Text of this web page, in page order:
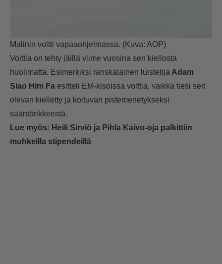
Malinin voltti vapaaohjelmassa. (Kuva: AOP)
Volttia on tehty jäillä viime vuosina sen kiellosta
huolimatta. Esimerkiksi ranskalainen luistelijaAdam
Siao Him Fa esitteli EM-kisoissa volttia, vaikka tiesi sen
olevan kielletty ja koituvan pistemenetykseksi
sääntörikkeestä.
Lue myös: Heili Sirviö ja Pihla Kaivo-oja palkittiin
muhkeilla stipendeillä